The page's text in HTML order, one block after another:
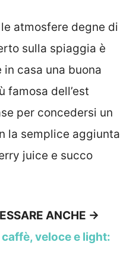
atmosfere degne di
sulla spiaggia è
casa una buona
famosa dell’est
per concedersi un
la semplice aggiunta
juice e succo
ANCHE ->
veloce e light: